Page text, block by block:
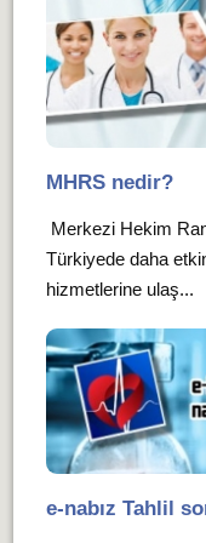
MHRS nedir?
Merkezi Hekim
Türkiyede daha
hizmetlerine ulaş...
e-nabız Tahlil